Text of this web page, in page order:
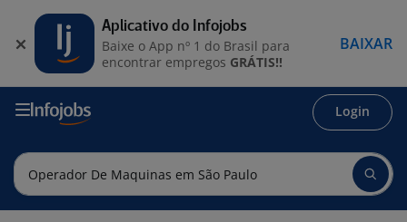
Login
Aplicativo do Infojobs
Baixe o App nº 1 do Brasil para
encontrar empregos GRÁTIS!!
BAIXAR